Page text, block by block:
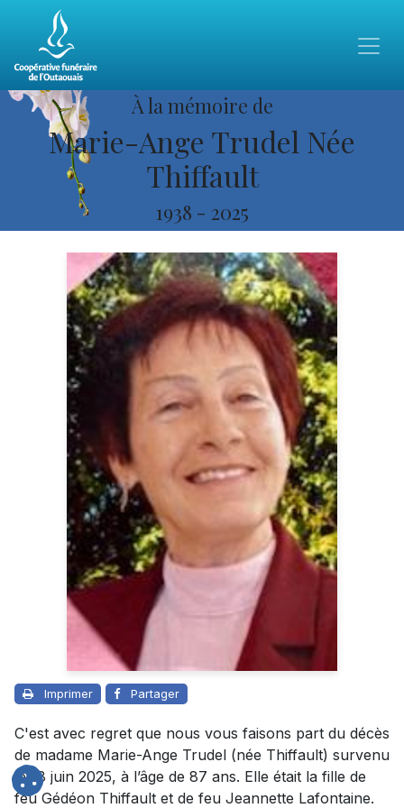
À la mémoire de
Marie-Ange Trudel Née
Thiffault
1938 - 2025
Imprimer Partager
C'est avec regret que nous vous faisons part du décès
de madame Marie-Ange Trudel (née Thiffault) survenu
le 18 juin 2025, à l’âge de 87 ans. Elle était la fille de
feu Gédéon Thiffault et de feu Jeannette Lafontaine.